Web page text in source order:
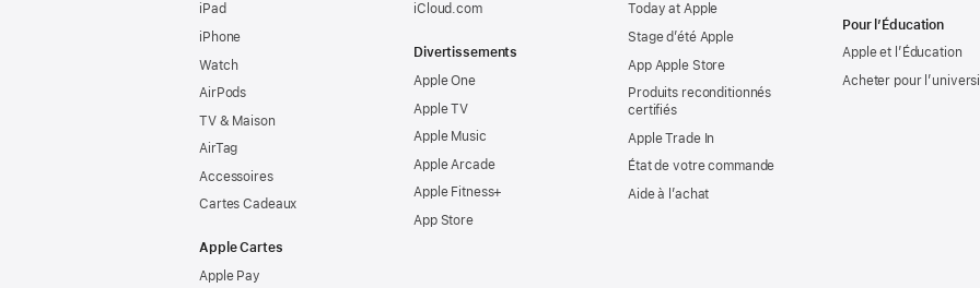
iPad
iPhone
Watch
AirPods
TV & Maison
AirTag
Accessoires
Cartes Cadeaux
Apple Cartes
Apple Pay
iCloud.com
Divertissements
Apple One
Apple TV
Apple Music
Apple Arcade
Apple Fitness+
App Store
Today at Apple
Stage d’été Apple
App Apple Store
Produits reconditionnés
certifiés
Apple Trade In
État de votre commande
Aide à l’achat
Pour l’Éducation
Apple et l’Éducation
Acheter pour